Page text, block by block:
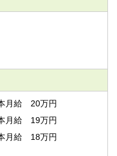
月給 20万円
19万円
給 18万円